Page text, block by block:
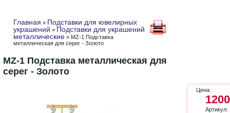
Главная » Подставки для ювелирных
украшений » Подставки для украшений
металлические » MZ-1 Подставка
металлическая для серег - Золото
MZ-1 Подставка металлическая для
серег - Золото
Цена:
Артикул: